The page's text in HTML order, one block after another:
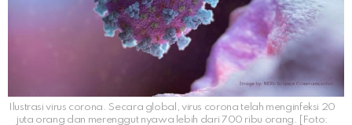
Ilustrasi virus corona. Secara global, virus corona telah menginfeksi 20
juta orang dan merenggut nyawa lebih dari 700 ribu orang. [Foto: